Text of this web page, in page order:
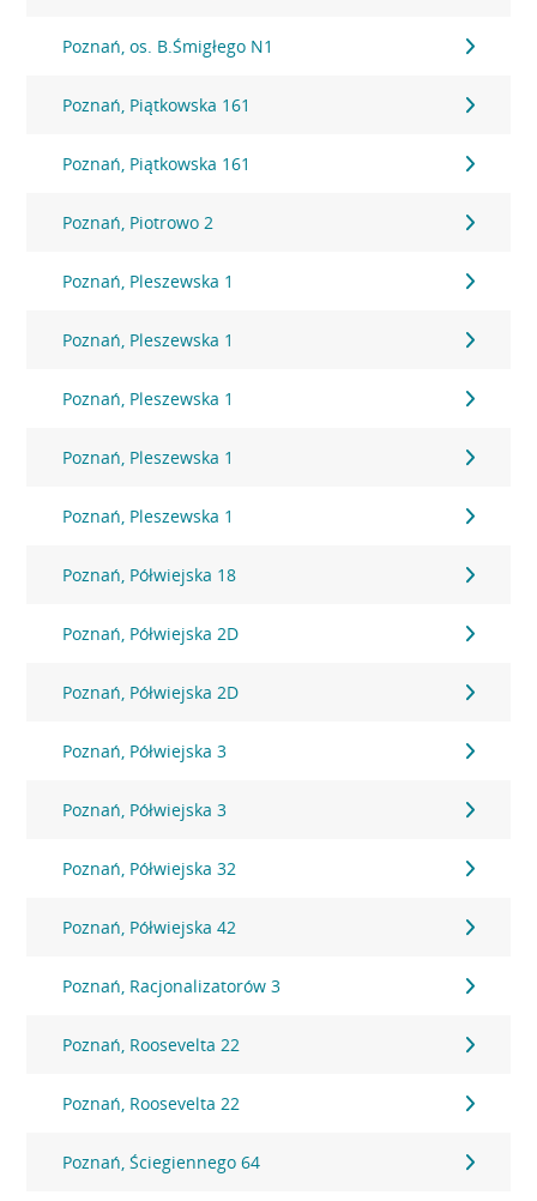
Poznań, os. B.Śmigłego N1
Poznań, Piątkowska 161
Poznań, Piątkowska 161
Poznań, Piotrowo 2
Poznań, Pleszewska 1
Poznań, Pleszewska 1
Poznań, Pleszewska 1
Poznań, Pleszewska 1
Poznań, Pleszewska 1
Poznań, Półwiejska 18
Poznań, Półwiejska 2D
Poznań, Półwiejska 2D
Poznań, Półwiejska 3
Poznań, Półwiejska 3
Poznań, Półwiejska 32
Poznań, Półwiejska 42
Poznań, Racjonalizatorów 3
Poznań, Roosevelta 22
Poznań, Roosevelta 22
Poznań, Ściegiennego 64